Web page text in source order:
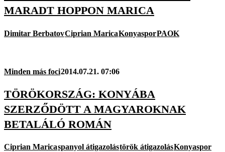
MARADT HOPPON MARICA
Dimitar BerbatovCiprian MaricaKonyasporPAOK
Minden más foci2014.07.21. 07:06
TÖRÖKORSZÁG: KONYÁBA
SZERZŐDÖTT A MAGYAROKNAK
BETALÁLÓ ROMÁN
Ciprian Maricaspanyol átigazolástörök átigazolásKonyaspor